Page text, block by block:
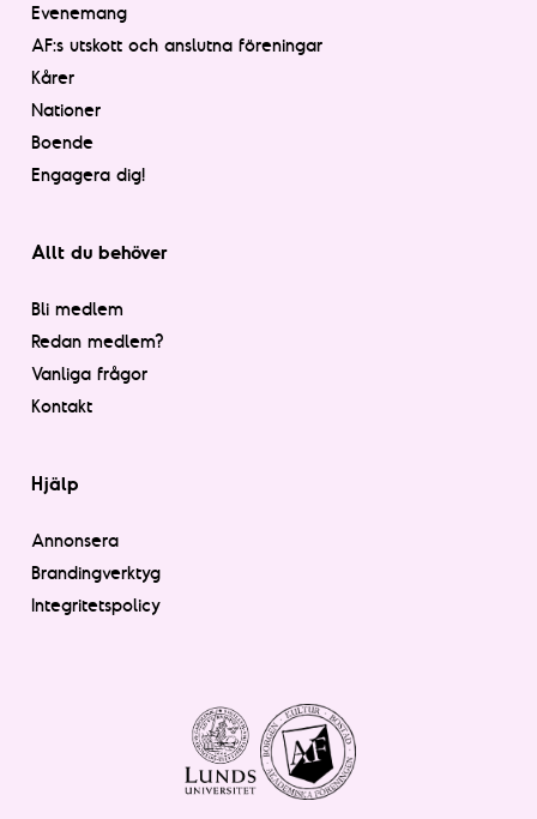
Evenemang
AF:s utskott och anslutna föreningar
Kårer
Nationer
Boende
Engagera dig!
Allt du behöver
Bli medlem
Redan medlem?
Vanliga frågor
Kontakt
Hjälp
Annonsera
Brandingverktyg
Integritetspolicy